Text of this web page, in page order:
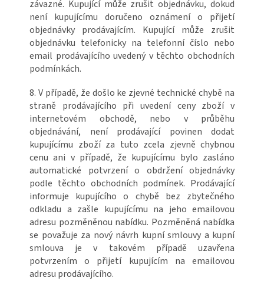
závazné. Kupující může zrušit objednávku, dokud
není kupujícímu doručeno oznámení o přijetí
objednávky prodávajícím. Kupující může zrušit
objednávku telefonicky na telefonní číslo nebo
email prodávajícího uvedený v těchto obchodních
podmínkách.
8. V případě, že došlo ke zjevné technické chybě na
straně prodávajícího při uvedení ceny zboží v
internetovém obchodě, nebo v průběhu
objednávání, není prodávající povinen dodat
kupujícímu zboží za tuto zcela zjevně chybnou
cenu ani v případě, že kupujícímu bylo zasláno
automatické potvrzení o obdržení objednávky
podle těchto obchodních podmínek. Prodávající
informuje kupujícího o chybě bez zbytečného
odkladu a zašle kupujícímu na jeho emailovou
adresu pozměněnou nabídku. Pozměněná nabídka
se považuje za nový návrh kupní smlouvy a kupní
smlouva je v takovém případě uzavřena
potvrzením o přijetí kupujícím na emailovou
adresu prodávajícího.